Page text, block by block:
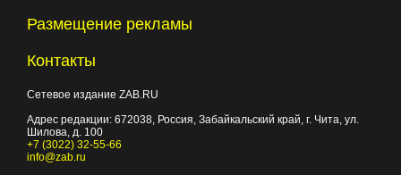
Размещение рекламы
Контакты
Сетевое издание ZAB.RU
Адрес редакции: 672038, Россия, Забайкальский край, г. Чита, ул.
Шилова, д. 100
+7 (3022) 32-55-66
info@zab.ru